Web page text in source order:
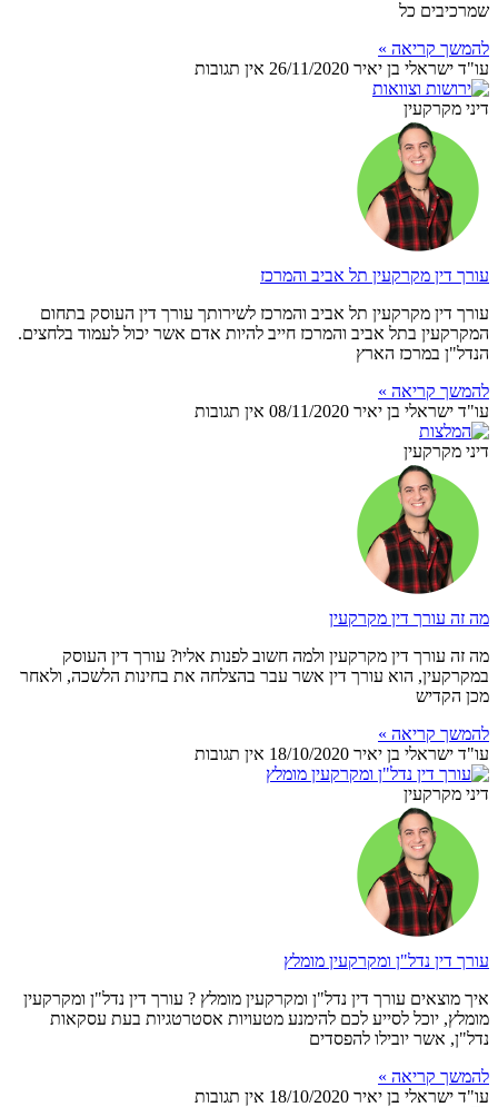
שמרכיבים כל
להמשך קריאה »
עו"ד ישראלי בן יאיר 26/11/2020 אין תגובות
דיני מקרקעין
עורך דין מקרקעין תל אביב והמרכז
עורך דין מקרקעין תל אביב והמרכז לשירותך עורך דין העוסק בתחום
המקרקעין בתל אביב והמרכז חייב להיות אדם אשר יכול לעמוד בלחצים.
הנדל"ן במרכז הארץ
להמשך קריאה »
עו"ד ישראלי בן יאיר 08/11/2020 אין תגובות
דיני מקרקעין
מה זה עורך דין מקרקעין
מה זה עורך דין מקרקעין ולמה חשוב לפנות אליו? עורך דין העוסק
במקרקעין, הוא עורך דין אשר עבר בהצלחה את בחינות הלשכה, ולאחר
מכן הקדיש
להמשך קריאה »
עו"ד ישראלי בן יאיר 18/10/2020 אין תגובות
דיני מקרקעין
עורך דין נדל"ן ומקרקעין מומלץ
איך מוצאים עורך דין נדל"ן ומקרקעין מומלץ ? עורך דין נדל"ן ומקרקעין
מומלץ, יוכל לסייע לכם להימנע מטעויות אסטרטגיות בעת עסקאות
נדל"ן, אשר יובילו להפסדים
להמשך קריאה »
עו"ד ישראלי בן יאיר 18/10/2020 אין תגובות